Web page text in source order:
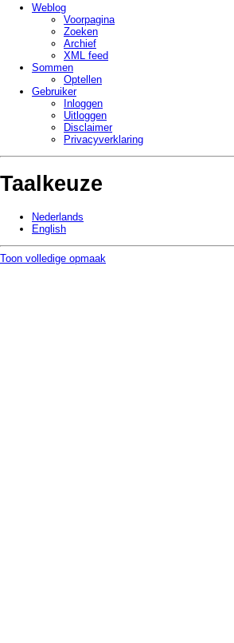
Weblog
Voorpagina
Zoeken
Archief
XML feed
Sommen
Optellen
Gebruiker
Inloggen
Uitloggen
Disclaimer
Privacy­verklaring
Taalkeuze
Nederlands
English
Toon volledige opmaak